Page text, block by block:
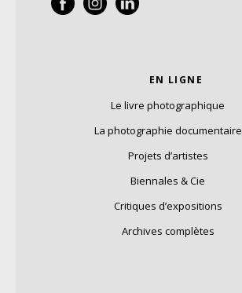
EN LIGNE
Le livre photographique
La photographie documentaire
Projets d’artistes
Biennales & Cie
Critiques d’expositions
Archives complètes